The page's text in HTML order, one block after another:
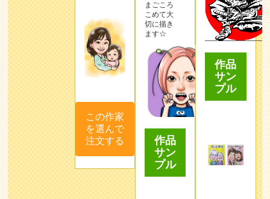
この作家
を選んで
注文する
まごころ
こめて大
切に描き
ます☆
作品
サン
プル
作品
サン
プル